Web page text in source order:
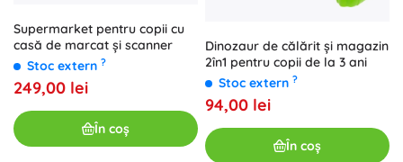
Supermarket pentru copii cu
casă de marcat și scanner
Stoc extern ?
249,00 lei
În coș
Dinozaur de călărit și magazin
2în1 pentru copii de la 3 ani
Stoc extern ?
94,00 lei
În coș